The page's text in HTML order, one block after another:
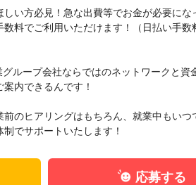
い方必見！急な出費等でお金が必要にな
料でご利用いただけます！（日払い手数
ループ会社ならではのネットワークと資
内できるんです！
のヒアリングはもちろん、就業中もいつ
でサポートいたします！
応募する